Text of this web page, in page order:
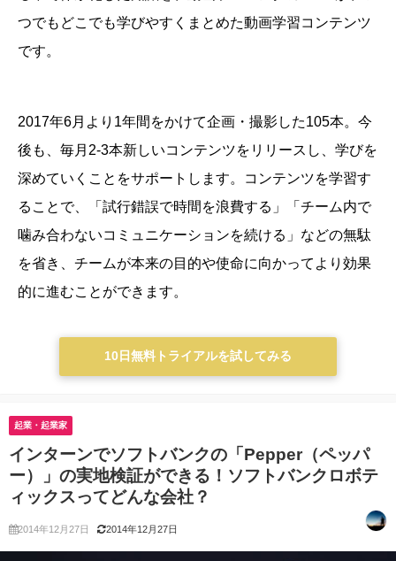
つでもどこでも学びやすくまとめた動画学習コンテンツ
です。
2017年6月より1年間をかけて企画・撮影した105本。今
後も、毎月2-3本新しいコンテンツをリリースし、学びを
深めていくことをサポートします。
コンテンツを学習す
ることで、「試行錯誤で時間を浪費する」「チーム内で
噛み合わないコミュニケーションを続ける」などの無駄
を省き、チームが本来の目的や使命に向かってより効果
的に進むことができます。
10日無料トライアルを試してみる
起業・起業家
インターンでソフトバンクの「Pepper（ペッパ
ー）」の実地検証ができる！ソフトバンクロボテ
ィックスってどんな会社？
2014年12月27日 2014年12月27日